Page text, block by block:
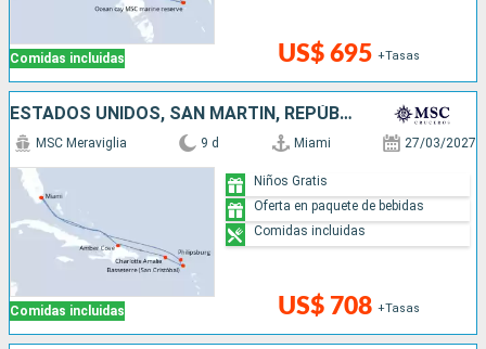
Comidas incluidas US$ 695 +Tasas
ESTADOS UNIDOS, SAN MARTÍN, REPÚBLICA DOMINICANA
Comidas incluidas
MSC Meraviglia 9 d Miami 27/03/2027
US$ 708 +Tasas
Niños Gratis
Oferta en paquete de bebidas
Comidas incluidas